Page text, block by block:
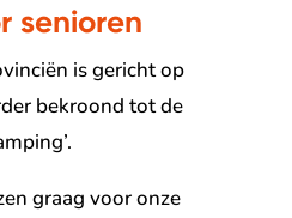
senioren
is gericht op
bekroond tot de
graag voor onze